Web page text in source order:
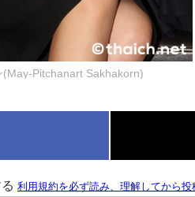
(May-Pitchanart Sakhakorn)